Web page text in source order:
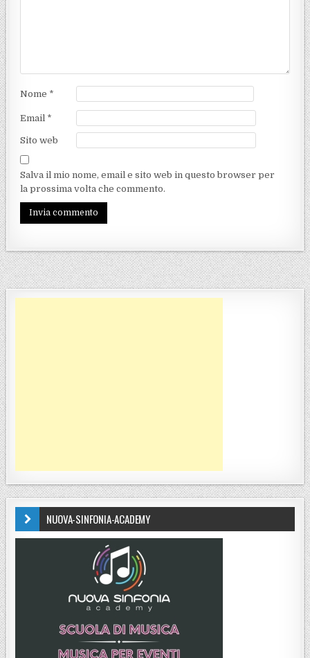
Nome *
Email *
Sito web
Salva il mio nome, email e sito web in questo browser per
la prossima volta che commento.
NUOVA-SINFONIA-ACADEMY